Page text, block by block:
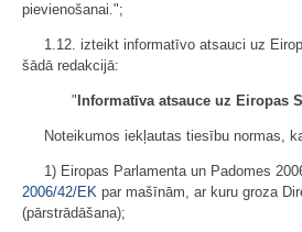
pievienošanai.";
1.12. izteikt informatīvo atsauci uz
šādā redakcijā:
" Informatīva atsauce uz Eiropas
Noteikumos iekļautas tiesību normas,
1) Eiropas Parlamenta un Padomes
2006/42/EK par mašīnām, ar kuru groza
(pārstrādāšana);